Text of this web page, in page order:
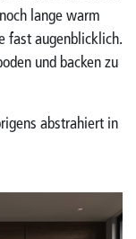
lange warm
fast augenblicklich.
und backen zu
abstrahiert in